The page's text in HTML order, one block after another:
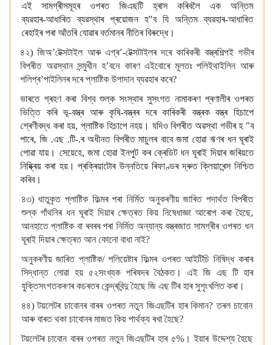
এই সামগ্ৰীসমূহৰ ওপৰত জিএছটি হ্ৰাস কৰিবলৈ এক অন্তিম
ব্যৱহাৰ-আধাৰিত ব্যৱস্থাৰ প্ৰয়োজন হ"ব যি অন্তিম ব্যৱহাৰ-আধাৰিত
ৰেহাইৰ পৰা আঁতৰি যোৱাৰ বৰ্তমানৰ নীতিৰ বিৰুদ্ধে।
৪২) জিঅ’টেক্সটাইল আৰু এগ্ৰ’-টেক্সটাইলৰ দৰে কাৰিকৰী বস্ত্ৰশিল্পই গভীৰ
বিপৰীত অৱস্থান সন্মুখীন হ’বনে কাৰণ এইবোৰে মূলতঃ পলিইথাইলিন আৰু
পলিপ্ৰ’পাইলিনৰ দৰে প্লাষ্টিক উপাদান ব্যৱহাৰ কৰে?
ভাৰতে গ্ৰহণ কৰা বিশ্ব শুল্ক সংস্থাৰ সুসংগত নামাকৰণ প্ৰণালীৰ ওপৰত
ভিত্তি কৰি ভূ-বস্ত্ৰ আৰু কৃষি-বস্ত্ৰৰ দৰে কাৰিকৰী বস্ত্ৰক বস্ত্ৰ হিচাপে
শ্ৰেণীবদ্ধ কৰা হয়, প্লাষ্টিক হিচাপে নহয়। যদিও বিপৰীত অৱস্থা গভীৰ হ "ব
পাৰে, জি.এছ .টি.-ৰ অধীনত বিপৰীত মাচুলৰ বাবে জমা হোৱা ঋণৰ ধন ঘূৰাই
পোৱা যায়। সেয়েহে, জমা হোৱা ইনপুট কৰ ক্ৰেডিট ধন ঘূৰাই দিয়াৰ জৰিয়তে
নিষ্ক্ৰিয় কৰা হয়। প্ৰক্ৰিয়াটোৰ উন্নতিয়ে ৰিফাণ্ডৰ দ্ৰুত ক্লিয়াৰেন্স নিশ্চিত
কৰিব।
৪৩) ধাতুকৃত প্লাষ্টিক ফিল্মৰ পৰা নিৰ্মিত অনুকৰণীয় জাৰিত পদাৰ্থত বিপৰীত
শুল্ক গাঁথনিৰ ধন ঘূৰাই দিয়াৰ ক্ষেত্ৰত কিয় নিষেধাজ্ঞা আৰোপ কৰা হৈছে,
আনহাতে প্লাষ্টিক বা ৰবৰৰ পৰা নিৰ্মিত অন্যান্য বস্ত্ৰজাত সামগ্ৰীৰ ওপৰত ধন
ঘূৰাই দিয়াৰ ক্ষেত্ৰত আন কোনো বাধা নাই?
অনুকৰণীয় জাৰিত প্লাষ্টিক/ পলিয়েষ্টাৰ ফিল্মৰ ওপৰত আইটিচি নিষিদ্ধ কৰাৰ
সিদ্ধান্ত লোৱা হয় ৫২সংখ্যক পৰিষদৰ বৈঠকত। এই জি এছ টি হাৰ
যুক্তিসংগতকৰণৰ কচৰতৰ কেন্দ্ৰবিন্দু হৈছে জি এছ টিৰ হাৰ সুশৃংখলিত কৰা।
৪৪) টয়লেটৰ চাবোনৰ বাৰৰ ওপৰত নতুন জিএছটিৰ হাৰ কিমান? তৰল চাবোন
আৰু বাৰত থকা চাবোনৰ মাজত কিয় পাৰ্থক্য ৰখা হৈছে?
টয়লেটৰ চাবোন বাৰৰ ওপৰত নতুন জিএছটিৰ হাৰ ৫%। ইয়াৰ উদ্দেশ্য হৈছে